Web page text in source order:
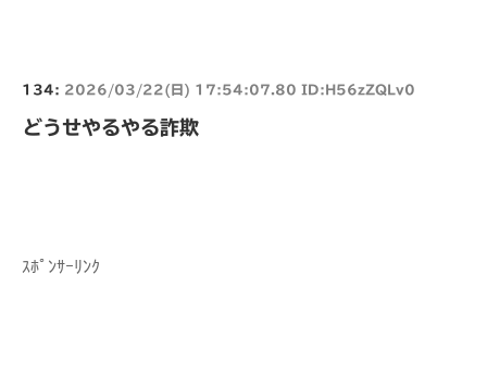
134: 2026/03/22(日) 17:54:07.80 ID:H56zZQLv0
どうせやるやる詐欺
ｽﾎﾟﾝｻｰﾘﾝｸ